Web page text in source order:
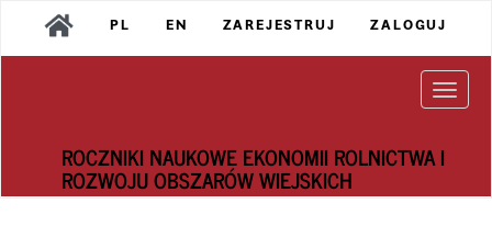
Main
Navigation
PL EN ZAREJESTRUJ ZALOGUJ
ROCZNIKI NAUKOWE EKONOMII ROLNICTWA I
ROZWOJU OBSZARÓW WIEJSKICH